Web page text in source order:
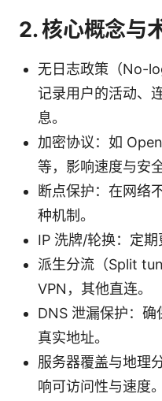
2. 核心概念与
无日志政策（No-
记录用户的活动、
息。
加密协议：如
等，影响速度与安全
断点保护：在网络
种机制。
IP 洗牌/轮换：定期
派生分流（Split
VPN，其他直连。
DNS 泄漏保护：确
真实地址。
服务器覆盖与地理
响可访问性与速度。